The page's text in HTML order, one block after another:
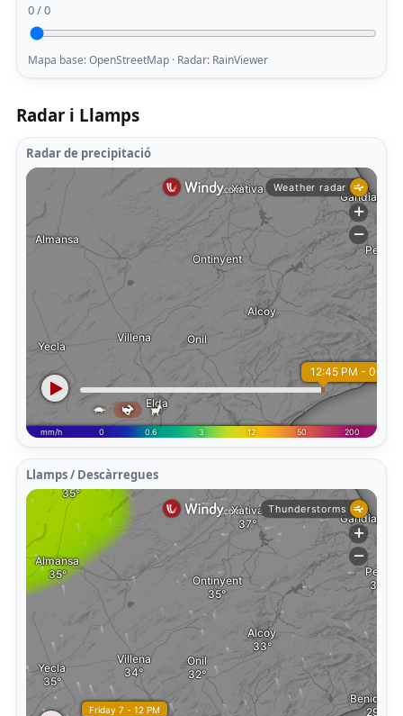
0 / 0
Mapa base: OpenStreetMap · Radar: RainViewer
Radar i Llamps
Radar de precipitació
Llamps / Descàrregues